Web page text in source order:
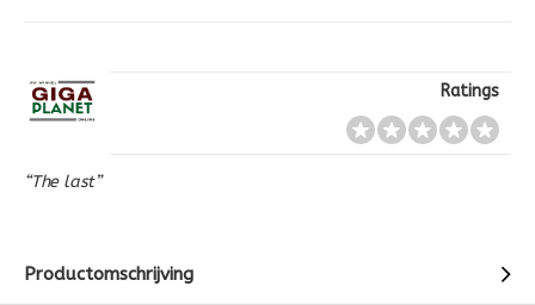
Ratings
“The last”
Productomschrijving